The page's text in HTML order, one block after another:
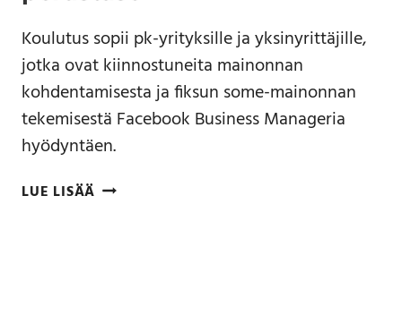
Koulutus sopii pk-yrityksille ja yksinyrittäjille,
jotka ovat kiinnostuneita mainonnan
kohdentamisesta ja fiksun some-mainonnan
tekemisestä Facebook Business Manageria
hyödyntäen.
LUE LISÄÄ